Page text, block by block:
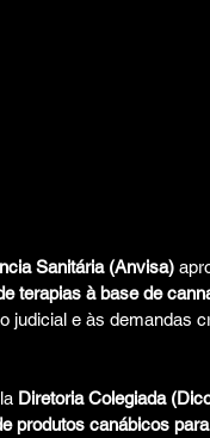
Sanitária (Anvisa)
terapias à base de
judicial e às demandas
Diretoria Colegiada
produtos canábicos